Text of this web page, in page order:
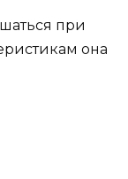
при
она